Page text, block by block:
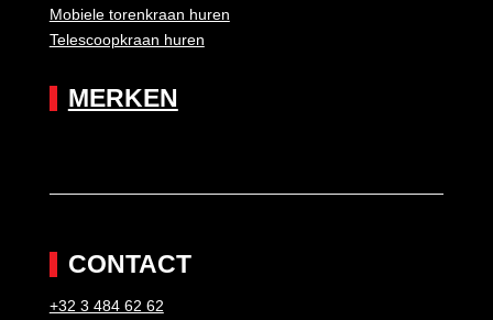
Mobiele torenkraan huren
Telescoopkraan huren
MERKEN
CONTACT
+32 3 484 62 62